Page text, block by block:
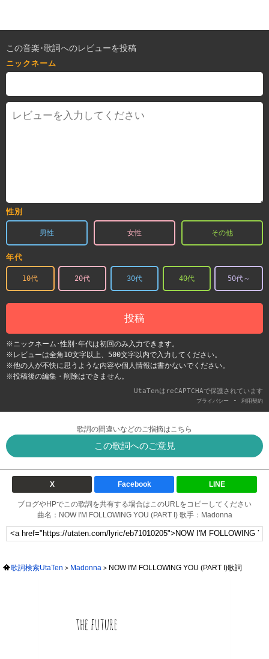
この音楽･歌詞へのレビューを投稿
ニックネーム
性別
男性 女性 その他
年代
10代 20代 30代 40代 50代～
投稿
※ニックネーム･性別･年代は初回のみ入力できます。
※レビューは全角10文字以上、500文字以内で入力してください。
※他の人が不快に思うような内容や個人情報は書かないでください。
※投稿後の編集・削除はできません。
UtaTenはreCAPTCHAで保護されています
プライバシー - 利用契約
歌詞の間違いなどのご指摘はこちら
この歌詞へのご意見
X Facebook LINE
ブログやHPでこの歌詞を共有する場合はこのURLをコピーしてください
曲名：NOW I'M FOLLOWING YOU (PART I) 歌手：Madonna
歌詞検索UtaTen Madonna NOW I'M FOLLOWING YOU (PART I)歌詞